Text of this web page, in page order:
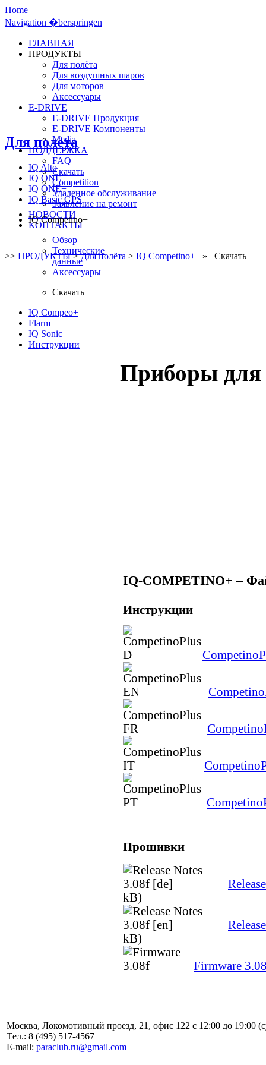
Home
Navigation �berspringen
ГЛАВНАЯ
ПРОДУКТЫ
Для полёта
Для воздушных шаров
Для моторов
Аксессуары
E-DRIVE
E-DRIVE Продукция
E-DRIVE Компоненты
Media
ПОДДЕРЖКА
FAQ
Скачать
Competition
Удаленное обслуживание
Заявление на ремонт
НОВОСТИ
КОНТАКТЫ
>> ПРОДУКТЫ>Для полёта > IQ Competino+ » Скачать
Для полёта
IQ Alto
IQ ONE
IQ ONE+
IQ Basic GPS
IQ Competino+
Обзор
Технические
данные
Аксессуары
Скачать
IQ Compeo+
Flarm
IQ Sonic
Инструкции
Приборы для
IQ-COMPETINO+ –
Инструкции
Прошивки
kB)
kB)
Firmware
Москва, Локомотивный проезд, 21, офис 122 с 12:00 до 19:00
Tел.: 8 (495) 517-4567
E-mail: paraclub.ru@gmail.com